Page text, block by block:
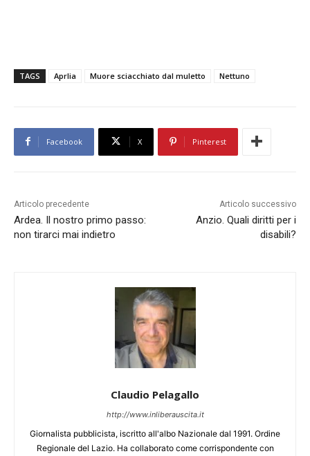
TAGS Aprlia Muore sciacchiato dal muletto Nettuno
Facebook X Pinterest
Articolo precedente
Ardea. Il nostro primo passo:
non tirarci mai indietro
Articolo successivo
Anzio. Quali diritti per i
disabili?
Claudio Pelagallo
http://www.inliberauscita.it
Giornalista pubblicista, iscritto all'albo Nazionale dal 1991. Ordine
Regionale del Lazio. Ha collaborato come corrispondente con